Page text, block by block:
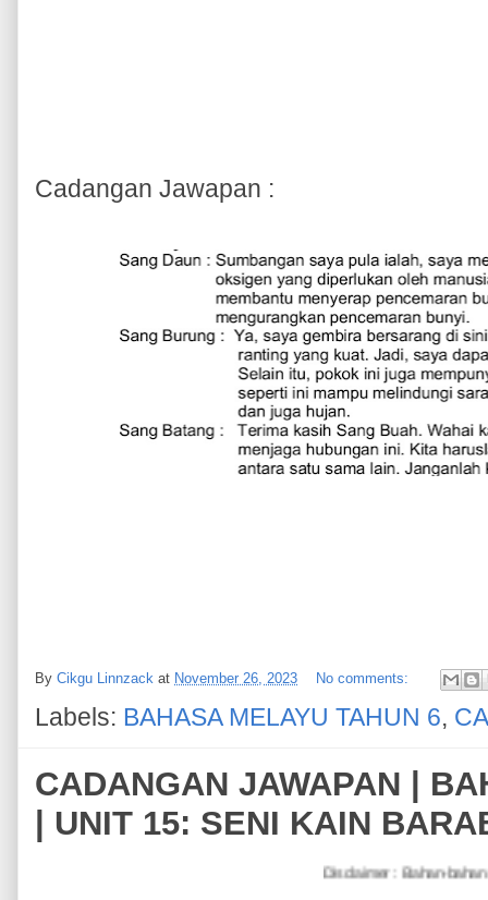
Cadangan Jawapan :
By Cikgu Linnzack at November 26, 2023 No comments:
Labels: BAHASA MELAYU TAHUN 6,
CADANGAN JAWAPAN |
| UNIT 15: SENI KAIN
Disclaimer : Bahan-bahan untuk tujuan PDPC sahaja